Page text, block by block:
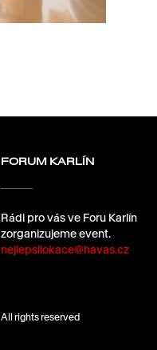
FORUM KARLÍN
Rádi pro vás ve Foru Karlín
zorganizujeme event.
nejlepsilokace@havas.cz
All rights reserved